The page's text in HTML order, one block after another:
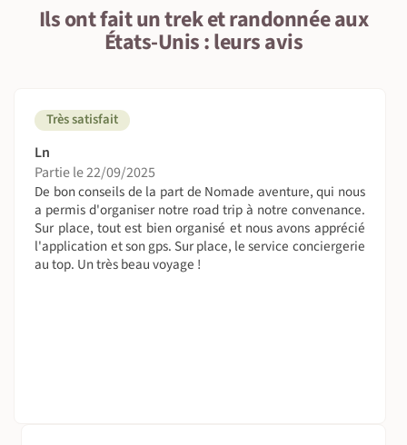
Ils ont fait un trek et randonnée aux
États-Unis : leurs avis
Très satisfait
Ln
Partie le 22/09/2025
De bon conseils de la part de Nomade aventure, qui nous
a permis d'organiser notre road trip à notre convenance.
Sur place, tout est bien organisé et nous avons apprécié
l'application et son gps. Sur place, le service conciergerie
au top. Un très beau voyage !